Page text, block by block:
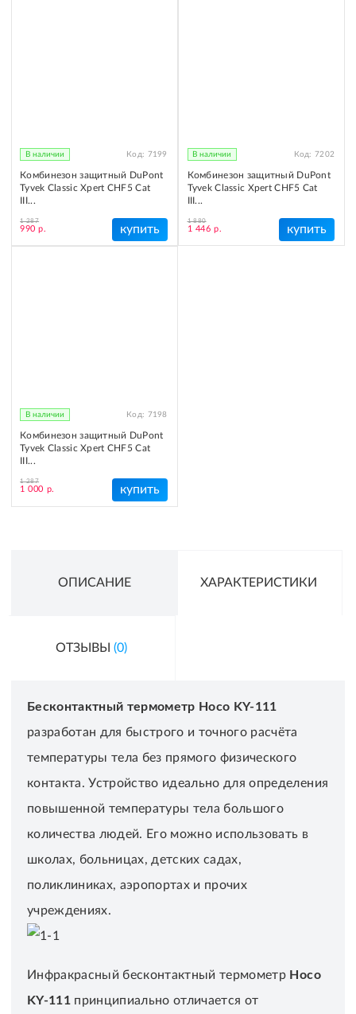
В наличии Код: 7199
Комбинезон защитный DuPont
Tyvek Classic Xpert CHF5 Cat
III...
1 287
990 р. купить
В наличии Код: 7202
Комбинезон защитный DuPont
Tyvek Classic Xpert CHF5 Cat
III...
1 880
1 446 р. купить
В наличии Код: 7198
Комбинезон защитный DuPont
Tyvek Classic Xpert CHF5 Cat
III...
1 287
1 000 р. купить
ОПИСАНИЕ ХАРАКТЕРИСТИКИ
ОТЗЫВЫ (0)
Бесконтактный термометр Hoco KY-111
разработан для быстрого и точного расчёта
температуры тела без прямого физического
контакта. Устройство идеально для определения
повышенной температуры тела большого
количества людей. Его можно использовать в
школах, больницах, детских садах,
поликлиниках, аэропортах и прочих
учреждениях.
Инфракрасный бесконтактный термометр Hoco
KY-111принципиально отличается от